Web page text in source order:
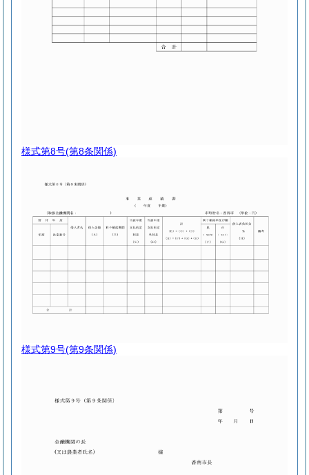
様式第8号(第8条関係)
様式第9号(第9条関係)